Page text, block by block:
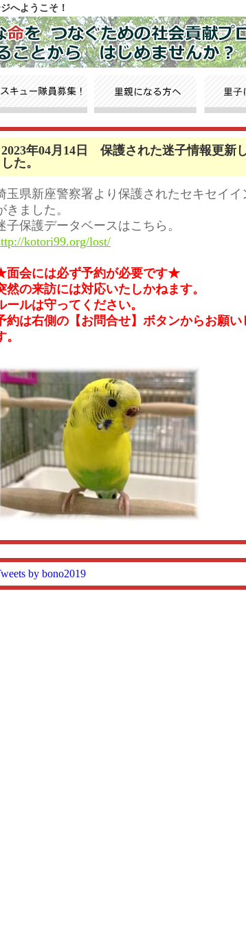
へようこそ！
2023年04月14日 保護された迷子情報更新
した。
玉県新座警察署より保護されたセキセイイ
きました。
子保護データベースはこちら。
kotori99.org/lost/
会には必ず予約が必要です★
然の来訪には対応いたしかねます。
ールは守ってください。
約は右側の【お問合せ】ボタンからお願い
。
by bono2019